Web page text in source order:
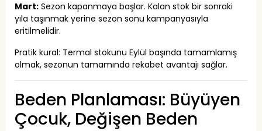
Mart: Sezon kapanmaya başlar. Kalan stok bir sonraki
yıla taşınmak yerine sezon sonu kampanyasıyla
eritilmelidir.
Pratik kural: Termal stokunu Eylül başında tamamlamış
olmak, sezonun tamamında rekabet avantajı sağlar.
Beden Planlaması: Büyüyen
Çocuk, Değişen Beden